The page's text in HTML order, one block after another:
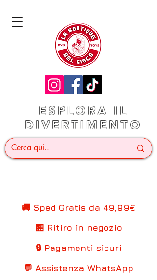
ESPLORA IL
DIVERTIMENTO
🚚 Sped Gratis da 49,99€
🏪 Ritiro in negozio
🔒 Pagamenti sicuri
💬 Assistenza WhatsApp